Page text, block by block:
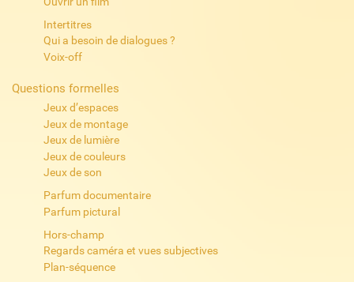
Intertitres
Qui a besoin de dialogues ?
Voix-off
Questions formelles
Jeux d’espaces
Jeux de montage
Jeux de lumière
Jeux de couleurs
Jeux de son
Parfum documentaire
Parfum pictural
Hors-champ
Regards caméra et vues subjectives
Plan-séquence